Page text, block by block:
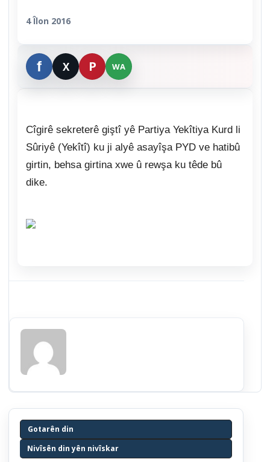
4 Îlon 2016
Cîgirê sekreterê giştî yê Partiya Yekîtiya Kurd li
Sûriyê (Yekîtî) ku ji alyê asayîşa PYD ve hatibû
girtin, behsa girtina xwe û rewşa ku têde bû
dike.
Gotarên din
Nivîsên din yên nivîskar